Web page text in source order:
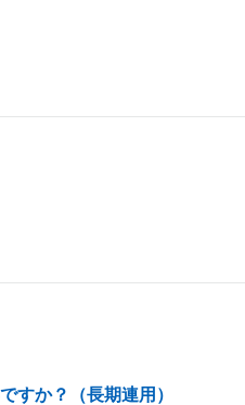
すか？（長期連用）